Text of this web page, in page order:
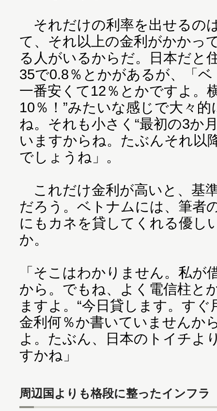
それだけの利率を出せるの
て、それ以上の金利がかかっ
る人がいるからだ。日本だと
35で0.8％とかがあるが、「
一番安くて12％とかですよ。
10％！”みたいな感じで大々
ね。それも小さく“最初の3か
いますからね。たぶんそれ以
でしょうね」。
これだけ金利が高いと、基
だろう。ベトナムには、筆者
にもカネを貸してくれる優し
か。
「そこはわかりません。私が
から。でもね、よく電信柱と
ますよ。“今日貸します。す
金利何％か書いていませんか
よ。たぶん、日本のトイチよ
すかね」
周辺国よりも格段に整ったインフラ